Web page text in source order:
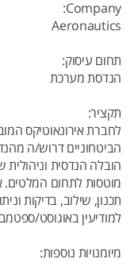
Company:
Aeronautics
תחום עיסוק:
הנדסת מערכת
תקציר:
לחברת אירונאוטיקס
הביטחוניים דרוש/ה
הובלה הנדסית
מוטסות לתחום
תכנון, שילוב, בדיקות
למודיעין באוגוסט/ספטמבר
מיומנויות נוספות: